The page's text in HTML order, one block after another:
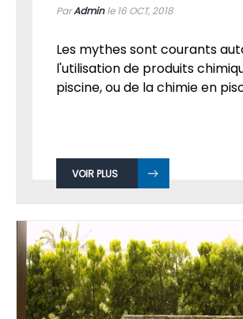
ParAdminle 16 OCT, 2018
Les mythes sont courants
l'utilisation de produits
piscine, ou de la chimie en
VOIR PLUS